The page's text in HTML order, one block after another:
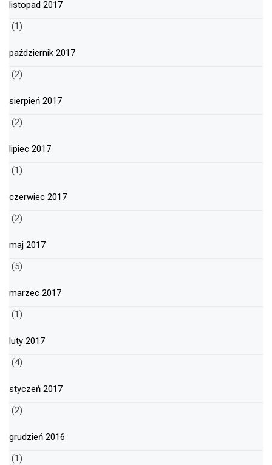
listopad 2017
(1)
październik 2017
(2)
sierpień 2017
(2)
lipiec 2017
(1)
czerwiec 2017
(2)
maj 2017
(5)
marzec 2017
(1)
luty 2017
(4)
styczeń 2017
(2)
grudzień 2016
(1)